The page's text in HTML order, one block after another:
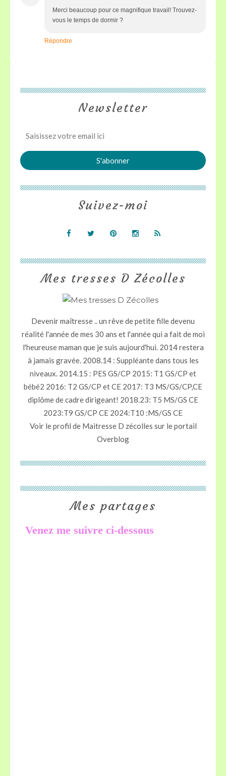
Merci beaucoup pour ce magnifique travail! Trouvez-
vous le temps de dormir ?
Répondre
Newsletter
Mes tresses D Zécolles
Devenir maîtresse .. un rêve de petite fille devenu
réalité l'année de mes 30 ans et l'année qui a fait de moi
l'heureuse maman que je suis aujourd'hui. 2014 restera
à jamais gravée. 2008.14 : Suppléante dans tous les
niveaux. 2014.15 : PES GS/CP 2015: T1 GS/CP et
bébé2 2016: T2 GS/CP et CE 2017: T3 MS/GS/CP,CE
diplôme de cadre dirigeant! 2018.23: T5 MS/GS CE
2023:T9 GS/CP CE 2024:T10 :MS/GS CE
Voir le profil de Maitresse D zécolles sur le portail
Overblog
Suivez-moi
Mes partages
Venez me suivre ci-dessous